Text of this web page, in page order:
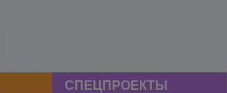
СПЕЦПРОЕКТЫ